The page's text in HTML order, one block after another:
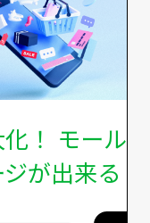
！ モール
が出来る